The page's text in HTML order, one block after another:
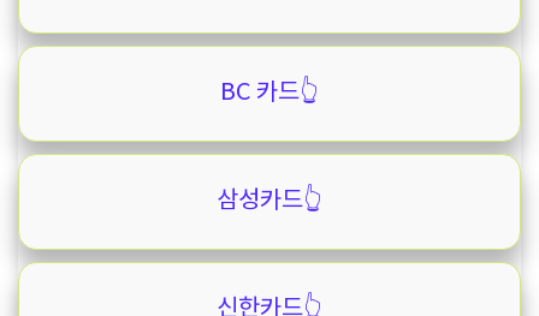
BC 카드👆️
삼성카드👆️
신한카드👆️